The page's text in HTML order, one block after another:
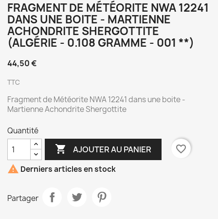
FRAGMENT DE MÉTÉORITE NWA 12241
DANS UNE BOITE - MARTIENNE
ACHONDRITE SHERGOTTITE
(ALGÉRIE - 0.108 GRAMME - 001 **)
44,50 €
TTC
Fragment de Météorite NWA 12241 dans une boite -
Martienne Achondrite Shergottite
Quantité
 AJOUTER AU PANIER
favorite_border
 Derniers articles en stock
Partager